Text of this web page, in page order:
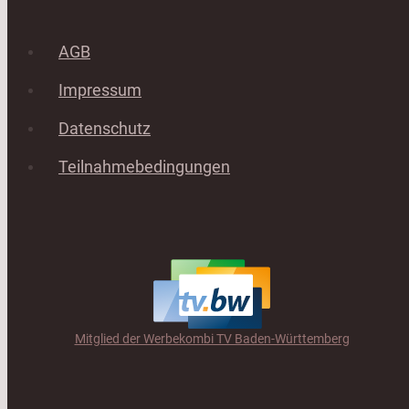
AGB
Impressum
Datenschutz
Teilnahmebedingungen
Mitglied der Werbekombi TV Baden-Württemberg